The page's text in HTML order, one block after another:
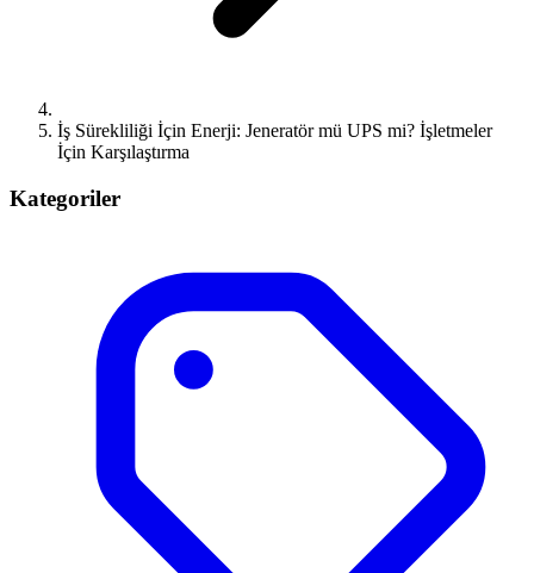
İş Sürekliliği İçin Enerji: Jeneratör mü UPS mi? İşletmeler
İçin Karşılaştırma
Kategoriler